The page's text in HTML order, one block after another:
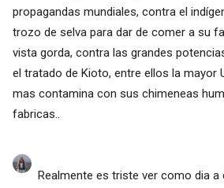
propagandas mundiales, contra el
trozo de selva para dar de comer a su
vista gorda, contra las grandes
el tratado de Kioto, entre ellos la mayor
mas contamina con sus chimeneas
fabricas..
Realmente es triste ver como dia a